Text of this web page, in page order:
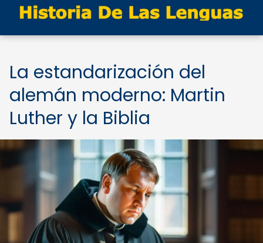
La estandarización del
alemán moderno: Martin
Luther y la Biblia